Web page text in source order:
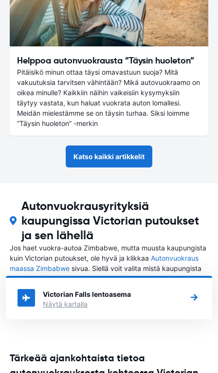
Helppoa autonvuokrausta ”Täysin huoleton”
Pitäisikö minun ottaa täysi omavastuun suoja? Mitä
vakuutuksia tarvitsen vähintään? Mikä autovuokraamo on
oikea minulle? Kaikkiin näihin vaikeisiin kysymyksiin
täytyy vastata, kun haluat vuokrata auton lomallesi.
Meidän mielestämme se on täysin turhaa. Siksi loimme
”Täysin huoleton” -merkin
Katso kaikki artikkelit
Autonvuokrausyrityksiä
kaupungissa Victorian putoukset
ja sen lähellä
Jos haet vuokra-autoa Zimbabwe, mutta muusta kaupungista
kuin Victorian putoukset, ole hyvä ja klikkaa Autonvuokraus
maassa Zimbabwe sivua. Siellä voit valita mistä kaupungista
Zimbabwe haluat vuokrata auton.
Victorian Falls lentoasema
Näytä kartalla
Tärkeää ajankohtaista tietoa